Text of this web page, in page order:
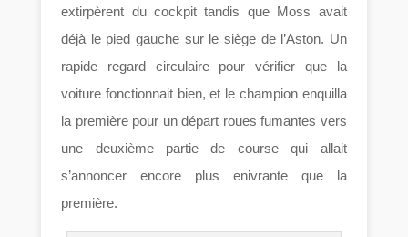
extirpèrent du cockpit tandis que Moss avait
déjà le pied gauche sur le siège de l’Aston. Un
rapide regard circulaire pour vérifier que la
voiture fonctionnait bien, et le champion enquilla
la première pour un départ roues fumantes vers
une deuxième partie de course qui allait
s’annoncer encore plus enivrante que la
première.